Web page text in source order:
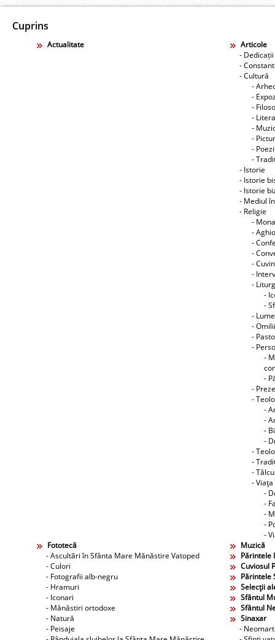
Cuprins
Actualitate
Articole
- Dedicații
-
- Cultură
-
-
-
-
-
-
-
-
- Istorie
- Istorie
- Istorie
- Mediul
- Religie
-
-
-
-
-
-
-
-
-
-
- Omilii
-
-
-
-
-
-
-
-
-
-
-
-
-
-
-
-
-
-
-
Fototecă
- Ascultări în Sfânta Mare Mănăstire Vatoped
- Culori
- Fotografii alb-negru
- Hramuri
- Iconari
- Mănăstiri ortodoxe
- Natură
- Peisaje
Muzică
Părintele
Cuviosul
Părintele
Selecţii
Sfântul
Sfântul
Sinaxar
-